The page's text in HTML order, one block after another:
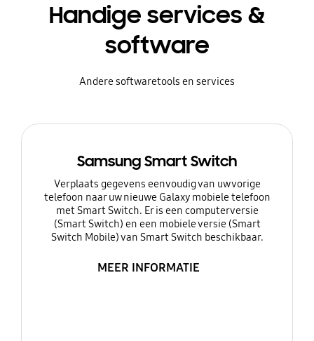
Handige services &
software
Andere softwaretools en services
Samsung Smart Switch
Verplaats gegevens eenvoudig van uw vorige
telefoon naar uw nieuwe Galaxy mobiele telefoon
met Smart Switch. Er is een computerversie
(Smart Switch) en een mobiele versie (Smart
Switch Mobile) van Smart Switch beschikbaar.
MEER INFORMATIE